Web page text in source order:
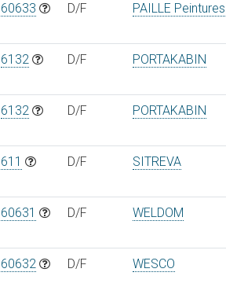
60633 D/F PAILLE Peintures
6132 D/F PORTAKABIN
6132 D/F PORTAKABIN
611 D/F SITREVA
60631 D/F WELDOM
60632 D/F WESCO